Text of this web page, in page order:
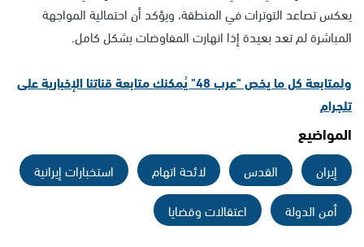
يعكس تصاعد التوترات في المنطقة، ويؤكد أن احتمالية المواجهة
المباشرة لم تعد بعيدة إذا انهارت المفاوضات بشكل كامل.
ولمتابعة كل ما يخص "عرب 48" يُمكنك متابعة قناتنا الإخبارية على
تلجرام
المواضيع
إيران القدس لائحة اتهام
استخبارات إيرانية
أمن الدولة
اعتقالات وقضايا